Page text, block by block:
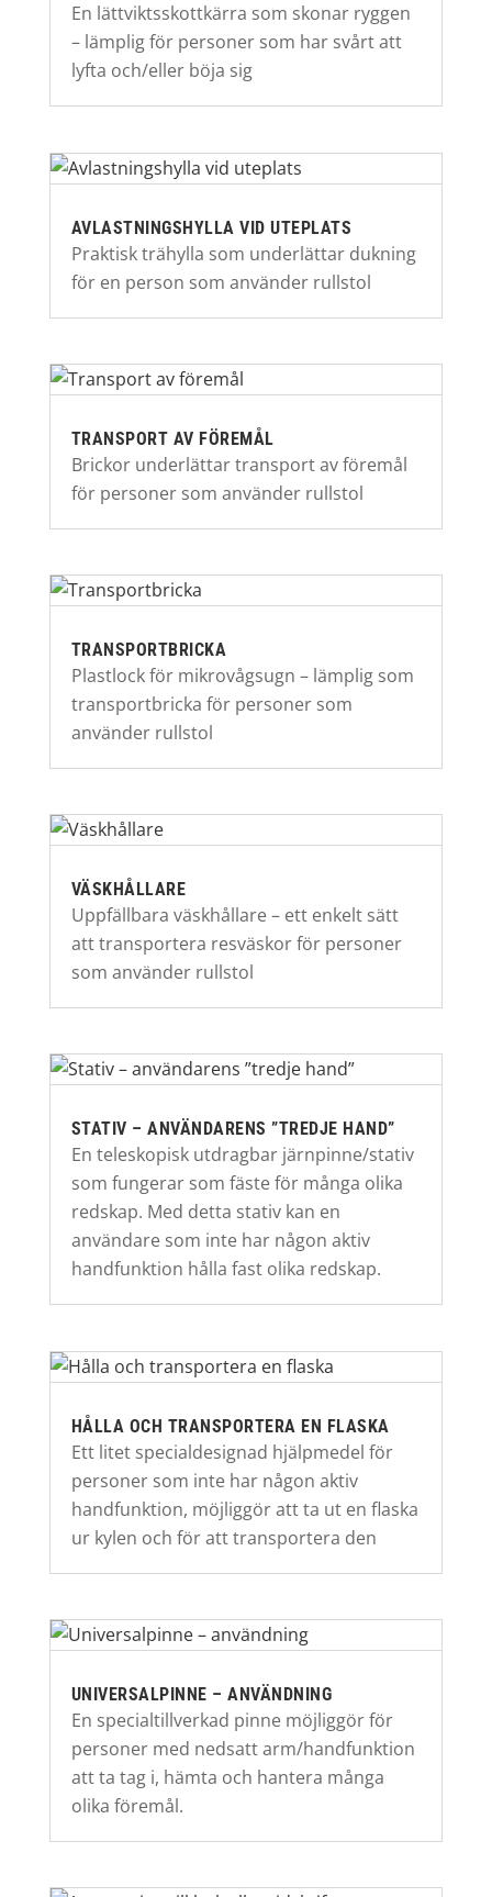
En lättviktsskottkärra som skonar ryggen
– lämplig för personer som har svårt att
lyfta och/eller böja sig
AVLASTNINGSHYLLA VID UTEPLATS
Praktisk trähylla som underlättar dukning
för en person som använder rullstol
TRANSPORT AV FÖREMÅL
Brickor underlättar transport av föremål
för personer som använder rullstol
TRANSPORTBRICKA
Plastlock för mikrovågsugn – lämplig som
transportbricka för personer som
använder rullstol
VÄSKHÅLLARE
Uppfällbara väskhållare – ett enkelt sätt
att transportera resväskor för personer
som använder rullstol
STATIV – ANVÄNDARENS ”TREDJE HAND”
En teleskopisk utdragbar järnpinne/stativ
som fungerar som fäste för många olika
redskap. Med detta stativ kan en
användare som inte har någon aktiv
handfunktion hålla fast olika redskap.
HÅLLA OCH TRANSPORTERA EN FLASKA
Ett litet specialdesignad hjälpmedel för
personer som inte har någon aktiv
handfunktion, möjliggör att ta ut en flaska
ur kylen och för att transportera den
UNIVERSALPINNE – ANVÄNDNING
En specialtillverkad pinne möjliggör för
personer med nedsatt arm/handfunktion
att ta tag i, hämta och hantera många
olika föremål.